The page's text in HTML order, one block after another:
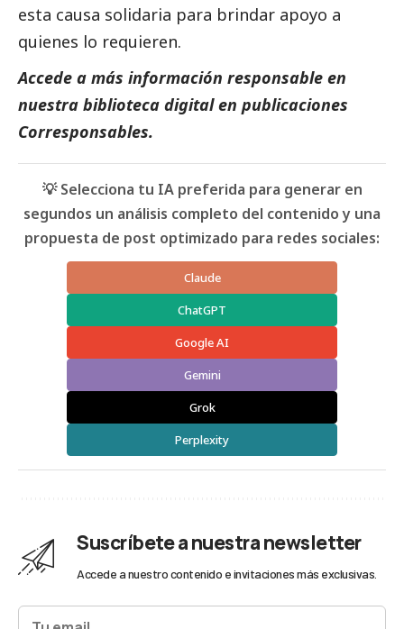
esta causa solidaria para brindar apoyo a
quienes lo requieren.
Accede a más información responsable en
nuestra biblioteca digital en publicaciones
Corresponsables.
💡 Selecciona tu IA preferida para generar en
segundos un análisis completo del contenido y una
propuesta de post optimizado para redes sociales:
Claude
ChatGPT
Google AI
Gemini
Grok
Perplexity
Suscríbete a nuestra newsletter
Accede a nuestro contenido e invitaciones más exclusivas.